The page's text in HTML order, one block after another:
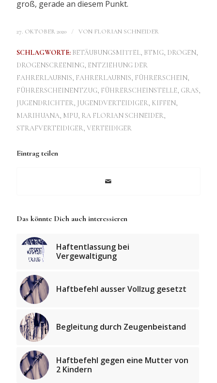
groß, gerade an diesem Punkt.
27. OKTOBER 2020 / VON FLORIAN SCHNEIDER
SCHLAGWORTE: BETÄUBUNGSMITTEL, BTMG, DROGEN,
DROGENSCREENING, ENTZIEHUNG DER
FAHRERLAUBNIS, FAHRERLAUBNIS, FÜHRERSCHEIN,
FÜHRERSCHEINENTZUG, FÜHRERSCHEINSTELLE, GRAS,
JUGENDRICHTER, JUGENDVERTEIDIGER, KIFFEN,
MARIHUANA, MPU, RA FLORIAN SCHNEIDER,
STRAFVERTEIDIGER, VERTEIDIGER
Eintrag teilen
Das könnte Dich auch interessieren
Haftentlassung bei
Vergewaltigung
Haftbefehl ausser Vollzug gesetzt
Begleitung durch Zeugenbeistand
Haftbefehl gegen eine Mutter von
2 Kindern